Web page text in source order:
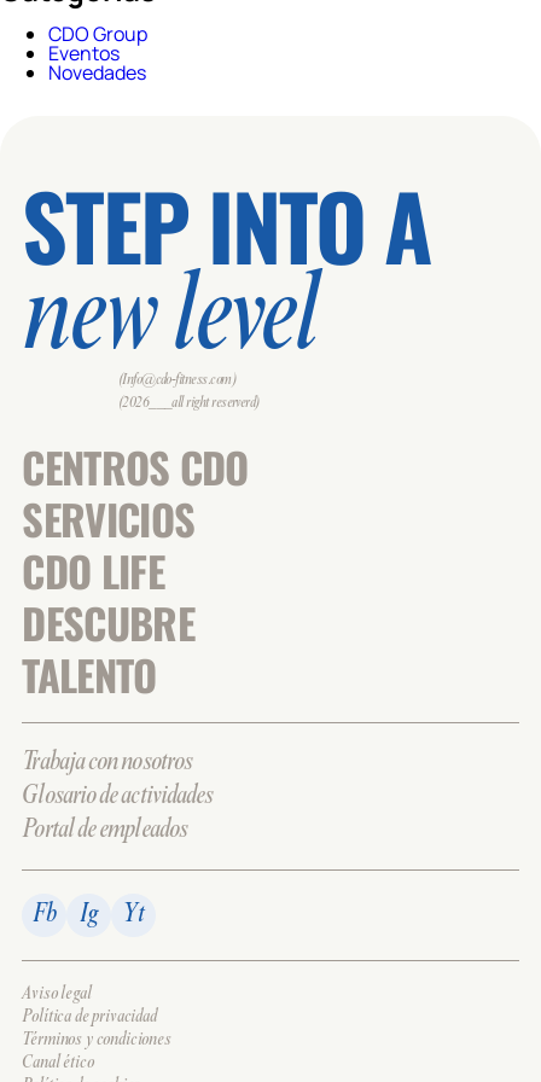
CDO Group
Eventos
Novedades
STEP INTO A
new level
(Info@cdo-fitness.com)
(2026___all right reserverd)
CENTROS CDO
SERVICIOS
CDO LIFE
DESCUBRE
TALENTO
Trabaja con nosotros
Glosario de actividades
Portal de empleados
Fb Ig Yt
Aviso legal
Política de privacidad
Términos y condiciones
Canal ético